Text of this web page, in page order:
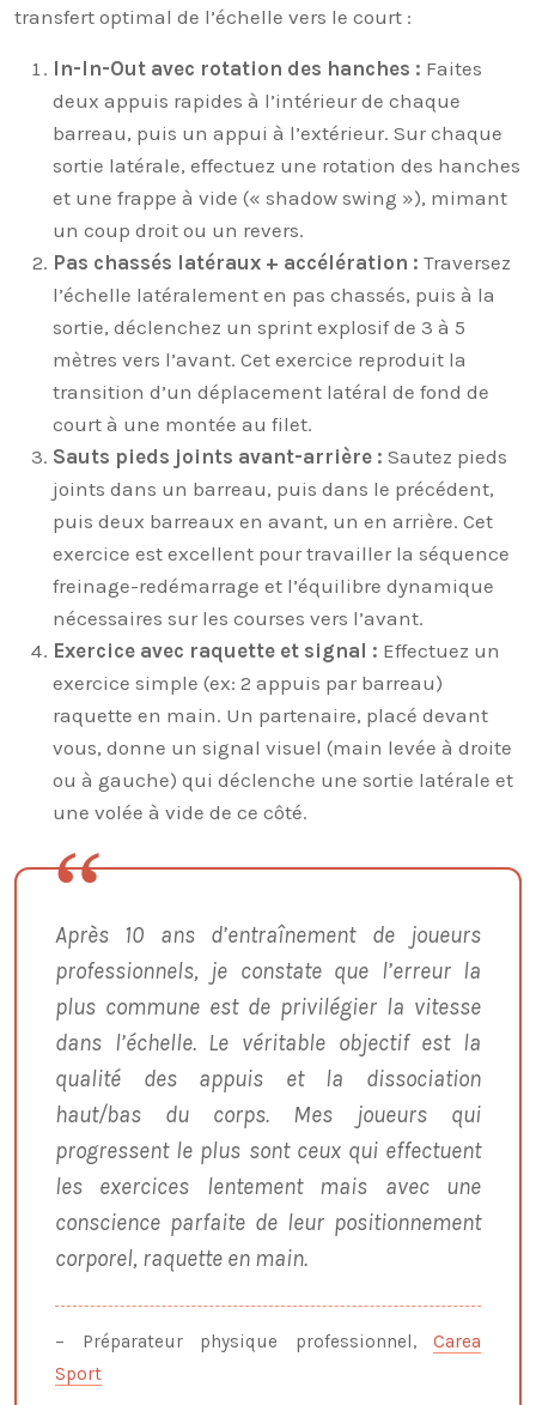
transfert optimal de l’échelle vers le court :
In-In-Out avec rotation des hanches : Faites
deux appuis rapides à l’intérieur de chaque
barreau, puis un appui à l’extérieur. Sur chaque
sortie latérale, effectuez une rotation des hanches
et une frappe à vide (« shadow swing »), mimant
un coup droit ou un revers.
Pas chassés latéraux + accélération : Traversez
l’échelle latéralement en pas chassés, puis à la
sortie, déclenchez un sprint explosif de 3 à 5
mètres vers l’avant. Cet exercice reproduit la
transition d’un déplacement latéral de fond de
court à une montée au filet.
Sauts pieds joints avant-arrière : Sautez pieds
joints dans un barreau, puis dans le précédent,
puis deux barreaux en avant, un en arrière. Cet
exercice est excellent pour travailler la séquence
freinage-redémarrage et l’équilibre dynamique
nécessaires sur les courses vers l’avant.
Exercice avec raquette et signal : Effectuez un
exercice simple (ex: 2 appuis par barreau)
raquette en main. Un partenaire, placé devant
vous, donne un signal visuel (main levée à droite
ou à gauche) qui déclenche une sortie latérale et
une volée à vide de ce côté.
Après 10 ans d’entraînement de joueurs
professionnels, je constate que l’erreur la
plus commune est de privilégier la vitesse
dans l’échelle. Le véritable objectif est la
qualité des appuis et la dissociation
haut/bas du corps. Mes joueurs qui
progressent le plus sont ceux qui effectuent
les exercices lentement mais avec une
conscience parfaite de leur positionnement
corporel, raquette en main.
– Préparateur physique professionnel, Carea
Sport